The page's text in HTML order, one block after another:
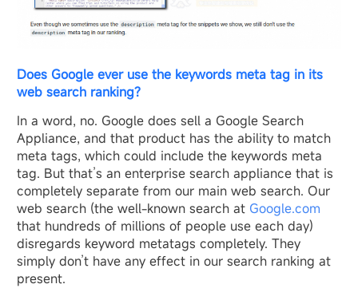
Does Google ever use the keywords meta tag in its
web search ranking?
In a word, no. Google does sell a Google Search
Appliance, and that product has the ability to match
meta tags, which could include the keywords meta
tag. But that’s an enterprise search appliance that is
completely separate from our main web search. Our
web search (the well-known search at Google.com
that hundreds of millions of people use each day)
disregards keyword metatags completely. They
simply don’t have any effect in our search ranking at
present.